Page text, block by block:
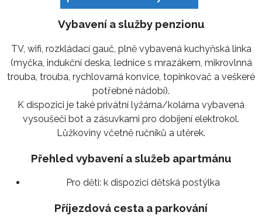
Vybavení a služby penzionu
TV, wifi, rozkládací gauč, plně vybavená kuchyňská linka
(myčka, indukční deska, lednice s mrazákem, mikrovlnná
trouba, trouba, rychlovarná konvice, topinkovač a veškeré
potřebné nádobí).
K dispozici je také privátní lyžárna/kolárna vybavená
vysoušeči bot a zásuvkami pro dobíjení elektrokol.
Lůžkoviny včetně ručníků a utěrek.
Přehled vybavení a služeb apartmánu
Pro děti: k dispozici dětská postýlka
Příjezdová cesta a parkování